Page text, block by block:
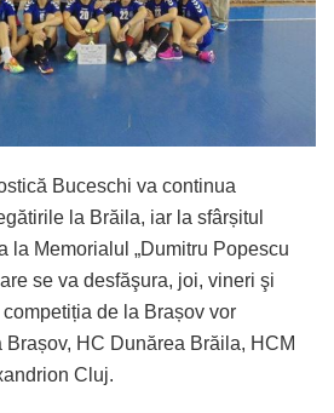
Buceschi va continua
la Brăila, iar la sfârșitul
la Memorialul „Dumitru Popescu
se va desfăşura, joi, vineri şi
de la Brașov vor
HC Dunărea Brăila, HCM
Cluj.